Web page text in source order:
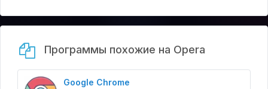
Программы похожие на Opera
Google Chrome